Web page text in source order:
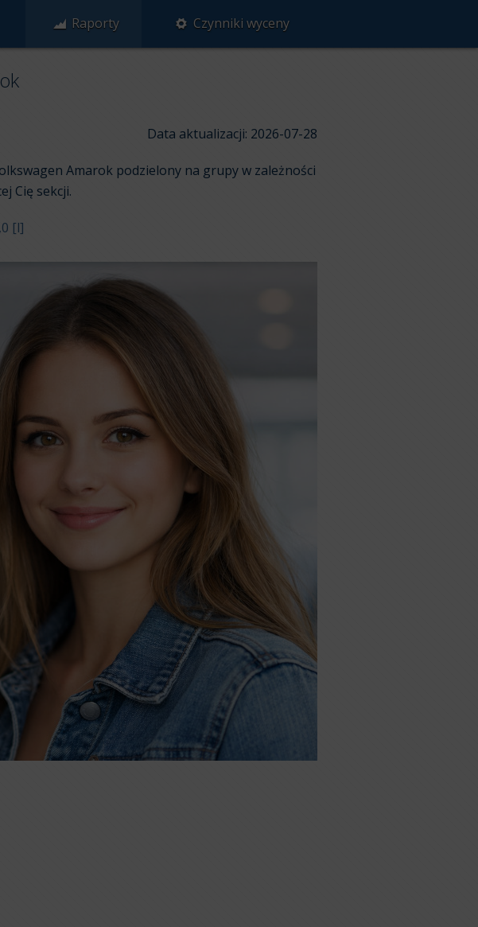
Raporty Czynniki wyceny
Data aktualizacji: 2026-07-28
Amarok podzielony na grupy w zależności
Cię sekcji.
[l]